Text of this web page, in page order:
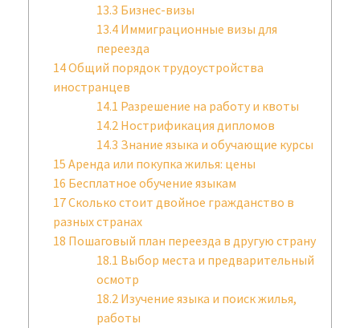
13.3 Бизнес-визы
13.4 Иммиграционные визы для
переезда
14Общий порядок трудоустройства
иностранцев
14.1 Разрешение на работу и квоты
14.2 Нострификация дипломов
14.3 Знание языка и обучающие курсы
15 Аренда или покупка жилья: цены
16 Бесплатное обучение языкам
17Сколько стоит двойное гражданство в
разных странах
18 Пошаговый план переезда в другую страну
18.1 Выбор места и предварительный
осмотр
18.2 Изучение языка и поиск жилья,
работы